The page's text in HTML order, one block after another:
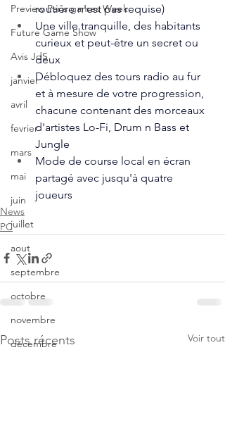
Preview Paris games Week
Future Game Show
Avis JdS
janvier
avril
fevrier
mars
mai
juin
juillet
aout
septembre
octobre
novembre
décembre
routière n'est pas requise)
Une ville tranquille, des habitants
curieux et peut-être un secret ou
deux
Débloquez des tours radio au fur
et à mesure de votre progression,
chacune contenant des morceaux
d'artistes Lo-Fi, Drum n Bass et
Jungle
Mode de course local en écran
partagé avec jusqu'à quatre
joueurs
News
PC
Posts récents Voir tout